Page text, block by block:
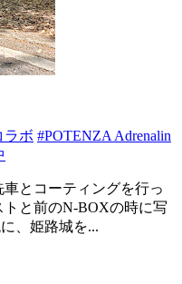
ラボ #POTENZA Adrenalin
とコーティングを行っ
と前のN-BOXの時に写
、姫路城を...